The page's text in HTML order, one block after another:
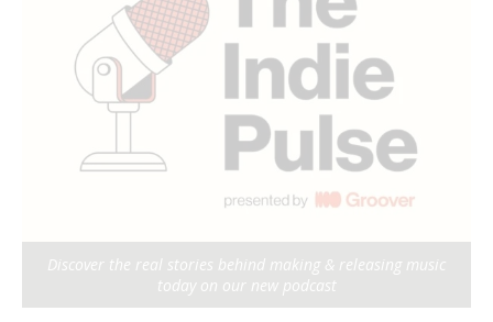
Discover the real stories behind making & releasing music
today on our new podcast